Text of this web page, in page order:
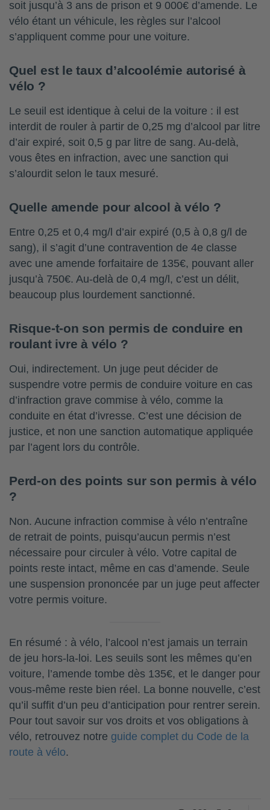
soit jusqu’à 3 ans de prison et 9 000€ d’amende. Le
vélo étant un véhicule, les règles sur l’alcool
s’appliquent comme pour une voiture.
Quel est le taux d’alcoolémie autorisé à
vélo ?
Le seuil est identique à celui de la voiture : il est
interdit de rouler à partir de 0,25 mg d’alcool par litre
d’air expiré, soit 0,5 g par litre de sang. Au-delà,
vous êtes en infraction, avec une sanction qui
s’alourdit selon le taux mesuré.
Quelle amende pour alcool à vélo ?
Entre 0,25 et 0,4 mg/l d’air expiré (0,5 à 0,8 g/l de
sang), il s’agit d’une contravention de 4e classe
avec une amende forfaitaire de 135€, pouvant aller
jusqu’à 750€. Au-delà de 0,4 mg/l, c’est un délit,
beaucoup plus lourdement sanctionné.
Risque-t-on son permis de conduire en
roulant ivre à vélo ?
Oui, indirectement. Un juge peut décider de
suspendre votre permis de conduire voiture en cas
d’infraction grave commise à vélo, comme la
conduite en état d’ivresse. C’est une décision de
justice, et non une sanction automatique appliquée
par l’agent lors du contrôle.
Perd-on des points sur son permis à vélo
?
Non. Aucune infraction commise à vélo n’entraîne
de retrait de points, puisqu’aucun permis n’est
nécessaire pour circuler à vélo. Votre capital de
points reste intact, même en cas d’amende. Seule
une suspension prononcée par un juge peut affecter
votre permis voiture.
En résumé : à vélo, l’alcool n’est jamais un terrain
de jeu hors-la-loi. Les seuils sont les mêmes qu’en
voiture, l’amende tombe dès 135€, et le danger pour
vous-même reste bien réel. La bonne nouvelle, c’est
qu’il suffit d’un peu d’anticipation pour rentrer serein.
Pour tout savoir sur vos droits et vos obligations à
vélo, retrouvez notre guide complet du Code de la
route à vélo.